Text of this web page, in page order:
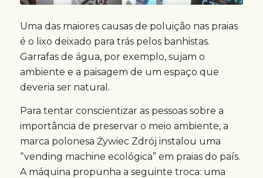
Uma das maiores causas de poluição nas praias
é o lixo deixado para trás pelos banhistas.
Garrafas de água, por exemplo, sujam o
ambiente e a paisagem de um espaço que
deveria ser natural.
Para tentar conscientizar as pessoas sobre a
importância de preservar o meio ambiente, a
marca polonesa Żywiec Zdrój instalou uma
“vending machine ecológica” em praias do país.
A máquina propunha a seguinte troca: uma